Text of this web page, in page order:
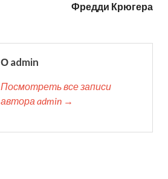
Фредди Крюгера
О admin
Посмотреть все записи
автора admin →